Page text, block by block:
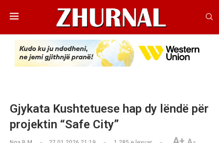
Gjykata Kushtetuese hap dy lëndë për
projektin “Safe City”